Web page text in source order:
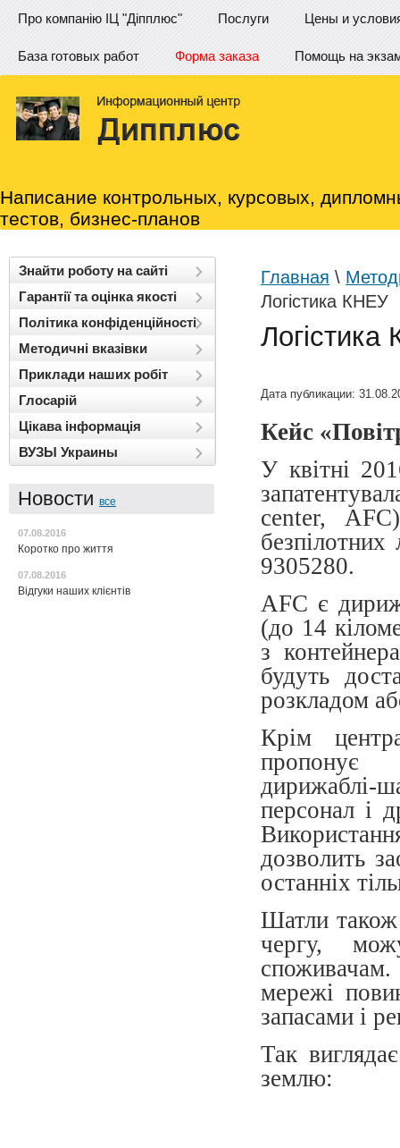
Про компанію ІЦ "Діпплюс" Послуги Цены и
База готовых работ Форма заказа Помощь на
Написание контрольных, курсовых,
тестов, бизнес-планов
Знайти роботу на сайті
Гарантії та оцінка якості
Політика конфіденційності
Методичні вказівки
Приклади наших робіт
Глосарій
Цікава інформація
ВУЗЫ Украины
Новости все
07.08.2016
Коротко про життя
07.08.2016
Відгуки наших клієнтів
Главная \
Логістика КНЕУ
Дата публикации:
Кейс
У квітні
center,
9305280.
AFC є
(до 14
з
будуть
розкладом
Крім
пропонує
персонал і
дозволить
останніх
Шатли також
чергу,
споживачам.
мережі
запасами і
Так
землю: